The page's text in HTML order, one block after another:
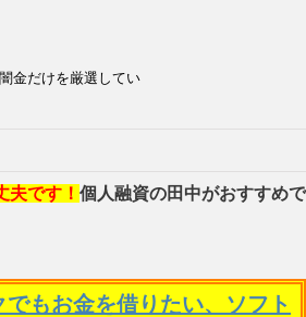
金だけを厳選してい
夫です！ 個人融資の田中がおすすめで
もお金を借りたい、ソフト